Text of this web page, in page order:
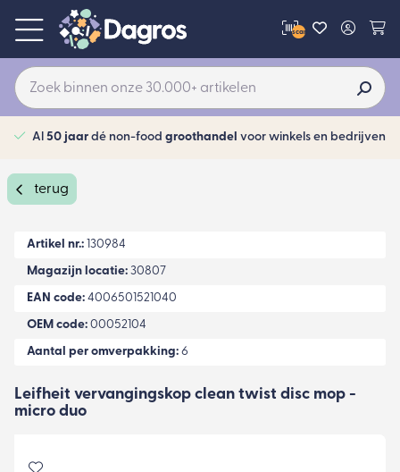
scan
Al 50 jaar dé non-food groothandel voor winkels en bedrijven
terug
Leifheit vervangingskop clean twist disc mop -
micro duo
Artikel nr.: 130984
Magazijn locatie: 30807
EAN code: 4006501521040
OEM code: 00052104
Aantal per omverpakking: 6